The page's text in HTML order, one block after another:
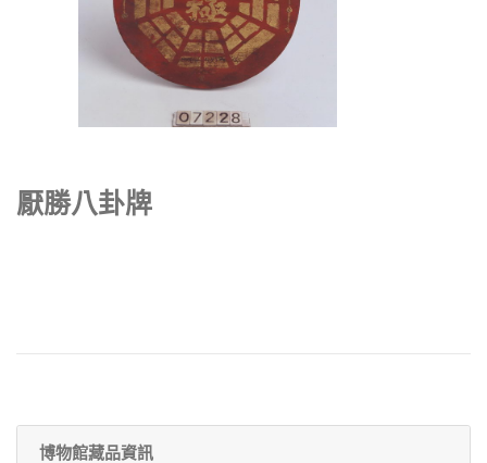
厭勝八卦牌
博物館藏品資訊